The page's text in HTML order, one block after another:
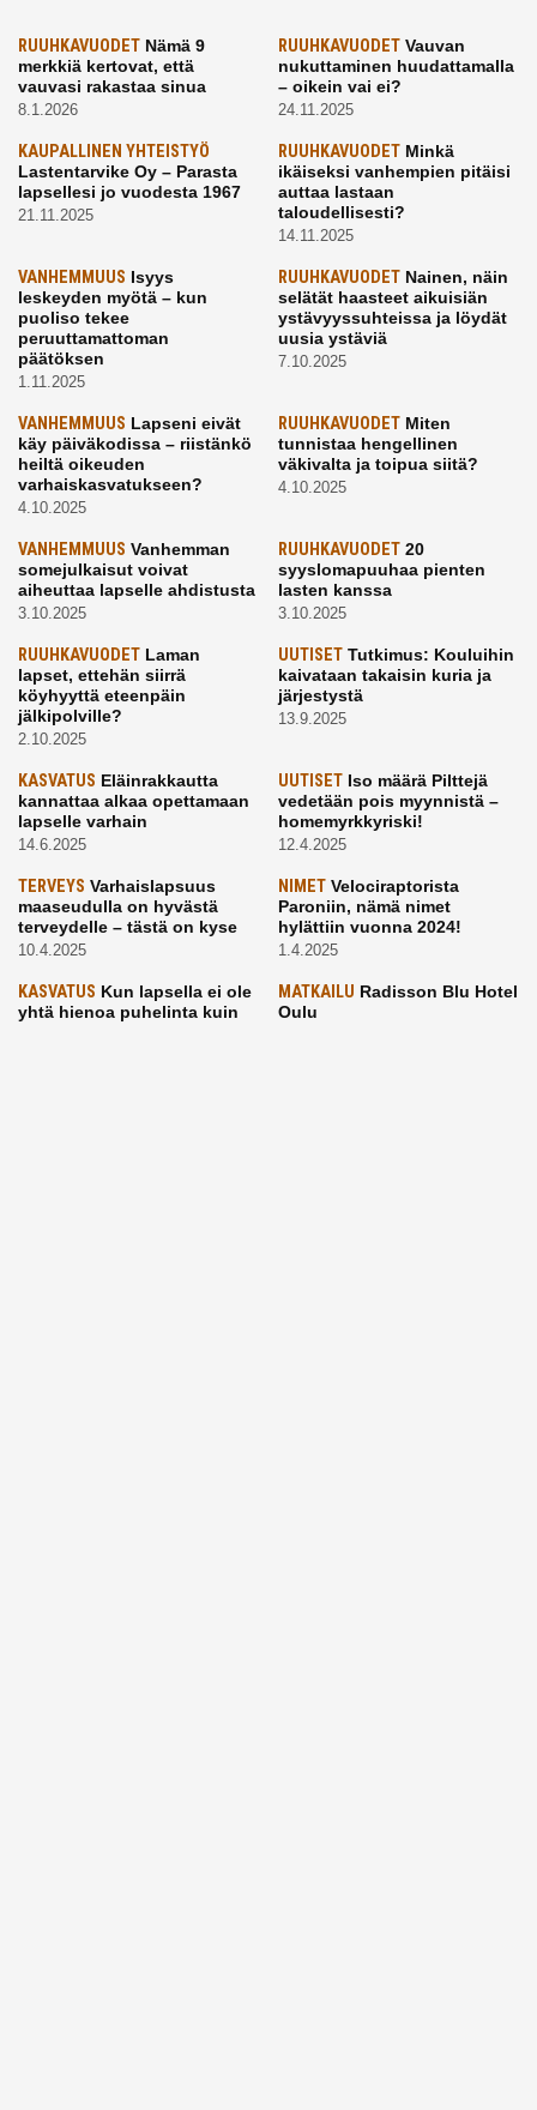
RUUHKAVUODET Nämä 9
merkkiä kertovat, että
vauvasi rakastaa sinua
8.1.2026
RUUHKAVUODETVauvan
nukuttaminen huudattamalla
– oikein vai ei?
24.11.2025
KAUPALLINEN YHTEISTYÖ
Lastentarvike Oy – Parasta
lapsellesi jo vuodesta 1967
21.11.2025
RUUHKAVUODETMinkä
ikäiseksi vanhempien pitäisi
auttaa lastaan
taloudellisesti?
14.11.2025
VANHEMMUUS Isyys
leskeyden myötä – kun
puoliso tekee
peruuttamattoman
päätöksen
1.11.2025
RUUHKAVUODETNainen, näin
selätät haasteet aikuisiän
ystävyyssuhteissa ja löydät
uusia ystäviä
7.10.2025
VANHEMMUUS Lapseni eivät
käy päiväkodissa – riistänkö
heiltä oikeuden
varhaiskasvatukseen?
4.10.2025
RUUHKAVUODETMiten
tunnistaa hengellinen
väkivalta ja toipua siitä?
4.10.2025
VANHEMMUUS Vanhemman
somejulkaisut voivat
aiheuttaa lapselle ahdistusta
3.10.2025
RUUHKAVUODET20
syyslomapuuhaa pienten
lasten kanssa
3.10.2025
RUUHKAVUODET Laman
lapset, ettehän siirrä
köyhyyttä eteenpäin
jälkipolville?
2.10.2025
UUTISETTutkimus: Kouluihin
kaivataan takaisin kuria ja
järjestystä
13.9.2025
KASVATUS Eläinrakkautta
kannattaa alkaa opettamaan
lapselle varhain
14.6.2025
UUTISETIso määrä Pilttejä
vedetään pois myynnistä –
homemyrkkyriski!
12.4.2025
TERVEYS Varhaislapsuus
maaseudulla on hyvästä
terveydelle – tästä on kyse
10.4.2025
NIMETVelociraptorista
Paroniin, nämä nimet
hylättiin vuonna 2024!
1.4.2025
KASVATUS Kun lapsella ei ole
yhtä hienoa puhelinta kuin
MATKAILU Radisson Blu Hotel
Oulu